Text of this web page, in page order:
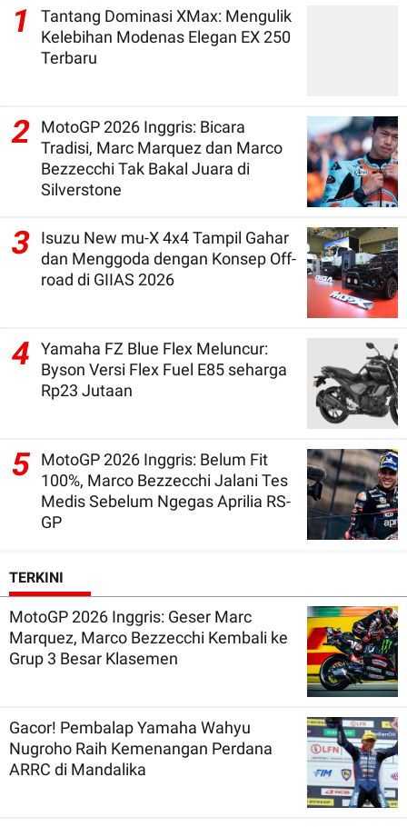
1
Tantang Dominasi XMax: Mengulik
Kelebihan Modenas Elegan EX 250
Terbaru
2
MotoGP 2026 Inggris: Bicara
Tradisi, Marc Marquez dan Marco
Bezzecchi Tak Bakal Juara di
Silverstone
3
Isuzu New mu-X 4x4 Tampil Gahar
dan Menggoda dengan Konsep Off-
road di GIIAS 2026
4
Yamaha FZ Blue Flex Meluncur:
Byson Versi Flex Fuel E85 seharga
Rp23 Jutaan
5 MotoGP 2026 Inggris: Belum Fit
100%, Marco Bezzecchi Jalani Tes
Medis Sebelum Ngegas Aprilia RS-
GP
TERKINI
MotoGP 2026 Inggris: Geser Marc
Marquez, Marco Bezzecchi Kembali ke
Grup 3 Besar Klasemen
Gacor! Pembalap Yamaha Wahyu
Nugroho Raih Kemenangan Perdana
ARRC di Mandalika